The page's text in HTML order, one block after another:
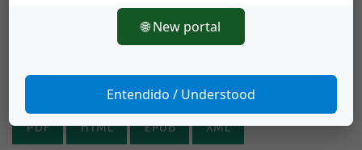
Crowdfunding como alternativa para el
financiamiento de proyectos en bibliotecas:
presupuestarios
PDF HTML EPUB XML
🌐 New portal
Entendido / Understood